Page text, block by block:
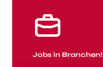
Jobs in Branchen!